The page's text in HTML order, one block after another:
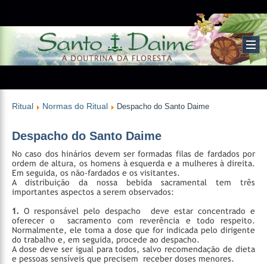
Ritual Normas do Ritual Despacho do Santo Daime
Despacho do Santo Daime
No caso dos hinários devem ser formadas filas de fardados por
ordem de altura, os homens à esquerda e a mulheres à direita.
Em seguida, os não-fardados e os visitantes.
A distribuição da nossa bebida sacramental tem três
importantes aspectos a serem observados:
1. O responsável pelo despacho deve estar concentrado e
oferecer o sacramento com reverência e todo respeito.
Normalmente, ele toma a dose que for indicada pelo dirigente
do trabalho e, em seguida, procede ao despacho.
A dose deve ser igual para todos, salvo recomendação de dieta
e pessoas sensíveis que precisem receber doses menores.